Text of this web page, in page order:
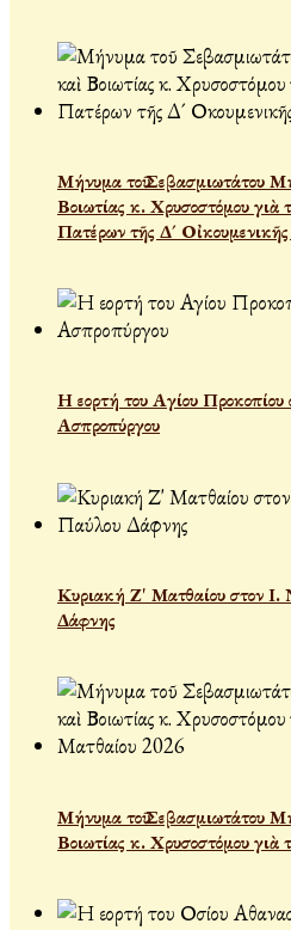
Μήνυμα τοῦ Σεβασμιωτάτου
Βοιωτίας κ. Χρυσοστόμου
Πατέρων τῆς Δ´
Η εορτή του Αγίου
Ασπροπύργου
Κυριακή Ζ' Ματθαίου στον
Δάφνης
Μήνυμα τοῦ Σεβασμιωτάτου
Βοιωτίας κ. Χρυσοστόμου